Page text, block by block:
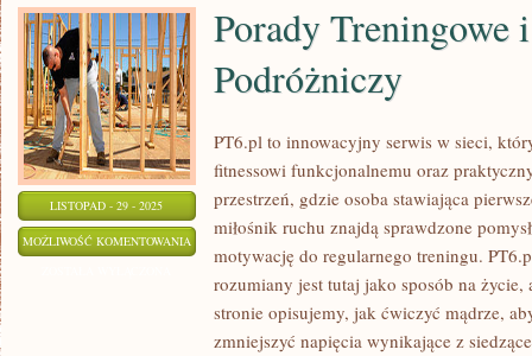
LISTOPAD - 29 - 2025
MOŻLIWOŚĆ KOMENTOWANIA PORADY
TRENINGOWE
Porady Treningowe
Podróżniczy
PT6.pl to innowacyjny serwis w sieci,
fitnessowi funkcjonalnemu oraz
przestrzeń, gdzie osoba stawiająca
miłośnik ruchu znajdą sprawdzone
motywację do regularnego treningu.
rozumiany jest tutaj jako sposób na
stronie opisujemy, jak ćwiczyć mądrze,
zmniejszyć napięcia wynikające z